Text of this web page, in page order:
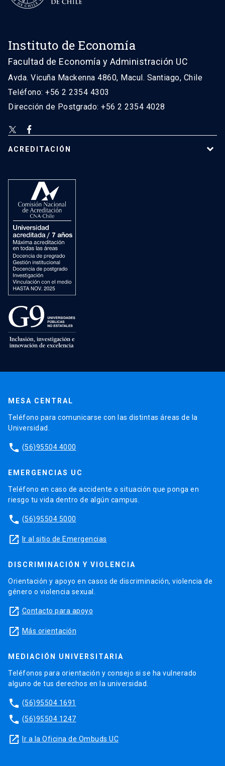
Instituto de Economía
Facultad de Economía y Administración UC
Avda. Vicuña Mackenna 4860, Macul. Santiago, Chile
Teléfono: +56 2 2354 4303
Dirección de Postgrado: +56 2 2354 4028
ACREDITACIÓN
MESA CENTRAL
Teléfono para comunicarse con las distintas áreas de la
Universidad.
phone (56)95504 4000
EMERGENCIAS UC
Teléfono en caso de accidente o situación que ponga en
riesgo tu vida dentro de algún campus.
phone (56)95504 5000
launch Ir al sitio de Emergencias
DISCRIMINACIÓN Y VIOLENCIA
Orientación y apoyo en casos de discriminación, violencia de
género o violencia sexual.
launch Contacto para apoyo
launch Más orientación
MEDIACIÓN UNIVERSITARIA
Teléfonos para orientación y consejo si se ha vulnerado
alguno de tus derechos en la universidad.
phone (56)95504 1691
phone (56)95504 1247
launch Ir a la Oficina de Ombuds UC